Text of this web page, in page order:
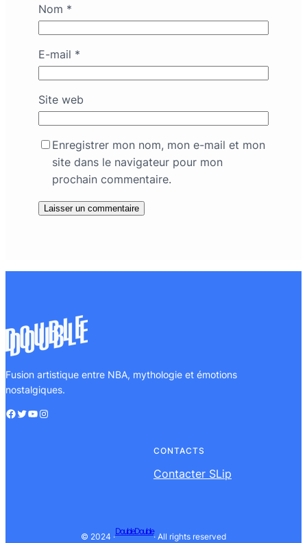
Nom *
E-mail *
Site web
Enregistrer mon nom, mon e-mail et mon
site dans le navigateur pour mon
prochain commentaire.
Fusion artistique entre NBA, mythologie et émotions
nostalgiques.
Facebook Twitter YouTube Instagram
CONTACTS
Contacter SLip
© 2024 ·
DoubleDouble
· All rights reserved